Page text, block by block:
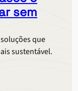
sem
que
sustentável.